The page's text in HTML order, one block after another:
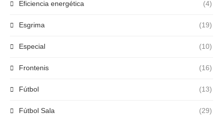
Eficiencia energética (4)
Esgrima (19)
Especial (10)
Frontenis (16)
Fútbol (13)
Fútbol Sala (29)